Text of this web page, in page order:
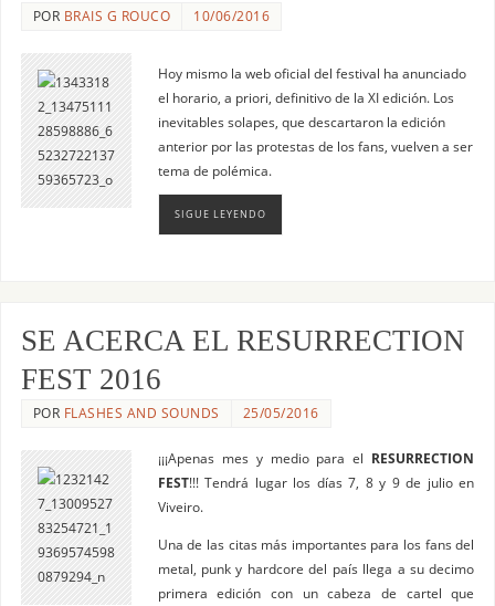
POR BRAIS G ROUCO 10/06/2016
Hoy mismo la web oficial del festival ha anunciado
el horario, a priori, definitivo de la XI edición. Los
inevitables solapes, que descartaron la edición
anterior por las protestas de los fans, vuelven a ser
tema de polémica.
SIGUE LEYENDO
SE ACERCA EL RESURRECTION
FEST 2016
POR FLASHES AND SOUNDS 25/05/2016
¡¡¡Apenas mes y medio para el RESURRECTION
FEST!!! Tendrá lugar los días 7, 8 y 9 de julio en
Viveiro.
Una de las citas más importantes para los fans del
metal, punk y hardcore del país llega a su decimo
primera edición con un cabeza de cartel que